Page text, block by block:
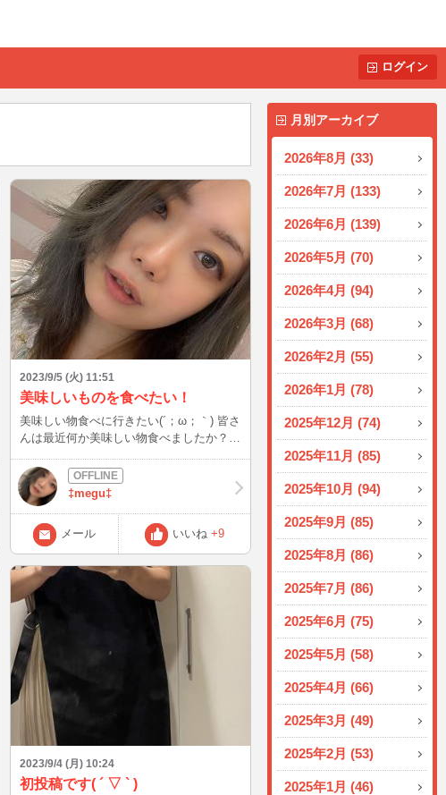
ログイン
月別アーカイブ
2026年8月 (33)
2026年7月 (133)
2026年6月 (139)
2026年5月 (70)
2026年4月 (94)
2026年3月 (68)
2026年2月 (55)
2026年1月 (78)
2025年12月 (74)
2025年11月 (85)
2025年10月 (94)
2025年9月 (85)
2025年8月 (86)
2025年7月 (86)
2025年6月 (75)
2025年5月 (58)
2025年4月 (66)
2025年3月 (49)
2025年2月 (53)
2025年1月 (46)
2023/9/5 (火) 11:51
美味しいものを食べたい！
美味しい物食べに行きたい(´；ω；｀) 皆さ
んは最近何か美味しい物食べましたか？？
こうか考え中… チャットしてくださった
方々ありがとうございます!(´▽｀) 最近見
た目が若いねって褒められてとっても嬉
し！お世辞だったら悲しいけど笑 まだチ
ャットした事ない人も時間があったらぜひ
お話しましょー！
‡megu‡
メール いいね +9
2023/9/4 (月) 10:24
初投稿です( ´ ▽ ` )